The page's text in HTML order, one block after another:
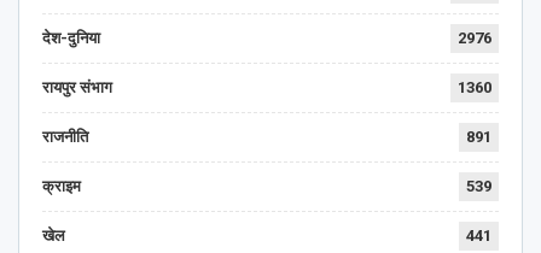
देश-दुनिया 2976
रायपुर संभाग 1360
राजनीति 891
क्राइम 539
खेल 441